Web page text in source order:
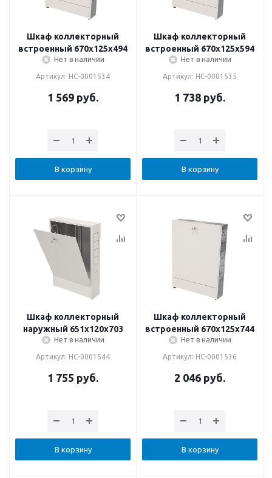
Шкаф коллекторный
встроенный 670х125х494
Нет в наличии
Артикул: НС-0001534
1 569 руб.
В корзину
Шкаф коллекторный
встроенный 670х125х594
Нет в наличии
Артикул: НС-0001535
1 738 руб.
В корзину
Шкаф коллекторный
наружный 651х120х703
Нет в наличии
Артикул: НС-0001544
1 755 руб.
В корзину
Шкаф коллекторный
встроенный 670х125х744
Нет в наличии
Артикул: НС-0001536
2 046 руб.
В корзину